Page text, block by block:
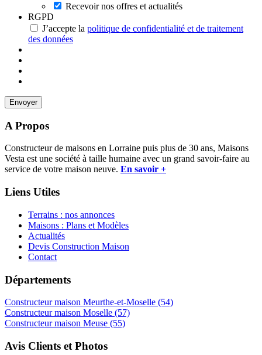
Recevoir nos offres et actualités
RGPD
J’accepte la politique de confidentialité et de traitement
des données
A Propos
Constructeur de maisons en Lorraine puis plus de 30 ans, Maisons
Vesta est une société à taille humaine avec un grand savoir-faire au
service de votre maison neuve. En savoir +
Liens Utiles
Terrains : nos annonces
Maisons : Plans et Modèles
Actualités
Devis Construction Maison
Contact
Départements
Constructeur maison Meurthe-et-Moselle (54)
Constructeur maison Moselle (57)
Constructeur maison Meuse (55)
Avis Clients et Photos